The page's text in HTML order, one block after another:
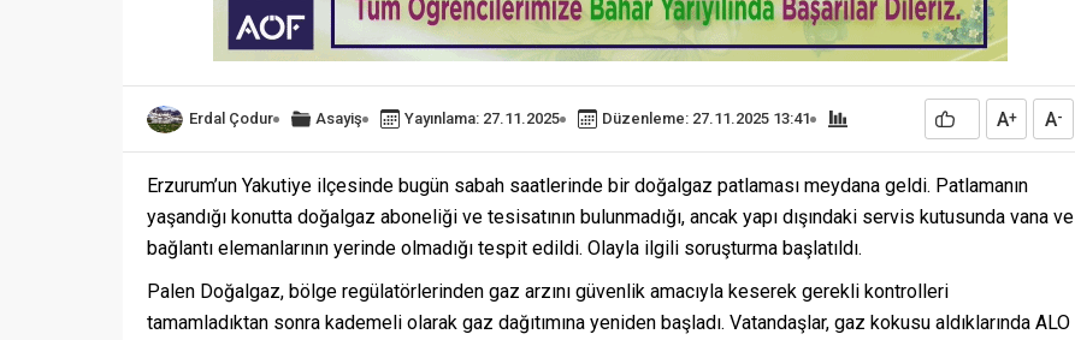
Erdal Çodur Asayiş Yayınlama: 27.11.2025 Düzenleme: 27.11.2025 13:41 A+ A-
Erzurum’un Yakutiye ilçesinde bugün sabah saatlerinde bir doğalgaz patlaması meydana geldi. Patlamanın
yaşandığı konutta doğalgaz aboneliği ve tesisatının bulunmadığı, ancak yapı dışındaki servis kutusunda vana ve
bağlantı elemanlarının yerinde olmadığı tespit edildi. Olayla ilgili soruşturma başlatıldı.
Palen Doğalgaz, bölge regülatörlerinden gaz arzını güvenlik amacıyla keserek gerekli kontrolleri
tamamladıktan sonra kademeli olarak gaz dağıtımına yeniden başladı. Vatandaşlar, gaz kokusu aldıklarında ALO